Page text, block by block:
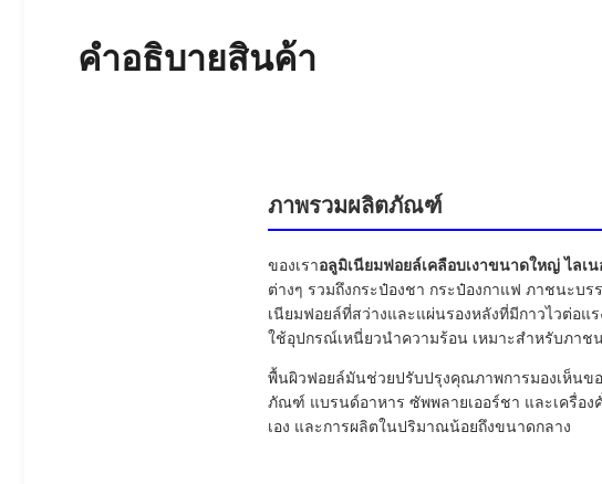
คําอธิบายสินค้า
ภาพรวมผลิตภัณฑ์
ของเราอลูมิเนียมฟอยล์เคลือบเงาขนาดใหญ่ ไลเ
ต่างๆ รวมถึงกระป๋องชา กระป๋องกาแฟ ภาชนะบ
เนียมฟอยล์ที่สว่างและแผ่นรองหลังที่มีกาวไวต่อแ
ใช้อุปกรณ์เหนี่ยวนำความร้อน เหมาะสำหรับภาช
พื้นผิวฟอยล์มันช่วยปรับปรุงคุณภาพการมองเห็นข
ภัณฑ์ แบรนด์อาหาร ซัพพลายเออร์ชา และเครื่อ
เอง และการผลิตในปริมาณน้อยถึงขนาดกลาง